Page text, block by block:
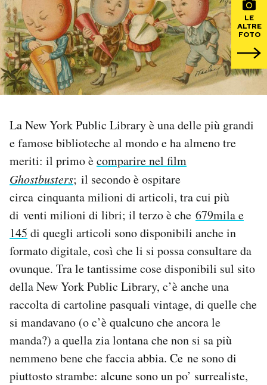
PODCAST
NEWSLETTER
SHOP
AREA PERSONALE
Area Personale
Newsletter
Notifiche mobile
Regala il Post
Hai bisogno di aiuto?
LE
ALTRE
FOTO
La New York Public Library è una delle più grandi
e famose biblioteche al mondo e ha almeno tre
meriti: il primo ècomparire nel film
Ghostbusters; il secondo è ospitare
circa cinquanta milioni di articoli, tra cui più
di venti milioni di libri; il terzo è che 679mila e
145 di quegli articoli sono disponibili anche in
formato digitale, così che li si possa consultare da
ovunque. Tra le tantissime cose disponibili sul sito
della New York Public Library, c’è anche una
raccolta di cartoline pasquali vintage, di quelle che
si mandavano (o c’è qualcuno che ancora le
manda?) a quella zia lontana che non si sa più
nemmeno bene che faccia abbia. Ce ne sono di
piuttosto strambe: alcune sono un po’ surrealiste,